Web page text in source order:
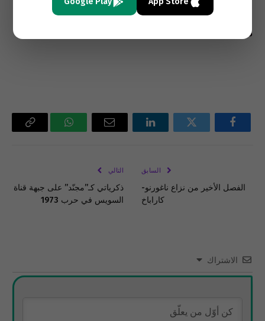
الاستراتيجي يأتي أولاً وأخيراً، وهي لن تفرّط به
مقابل أية إغراءات.
فيسبوك تويتر لينكدإن
البريد
واتساب Copy
السابق
الفصل الأخير من نزاع ناغورنو-
كاراباخ
التالي
ذكرياتي كـ”مجنّد” على جبهة قناة
السويس في حرب 1973
الاشتراك